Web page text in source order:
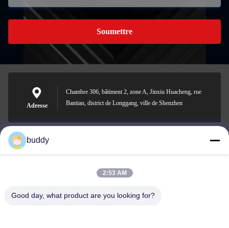
Soumettre
Adresse
Chambre 306, bâtiment 2, zone A, Jinxiu Huacheng, rue
Bantian, district de Longgang, ville de Shenzhen
info@yimabattery.com
buddy
2:53 AM
Good day, what product are you looking for?